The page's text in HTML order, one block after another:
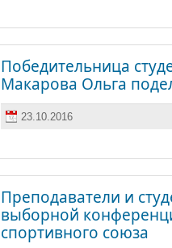
Победительница
Макарова Ольга
23.10.2016
Преподаватели и
выборной
спортивного союза